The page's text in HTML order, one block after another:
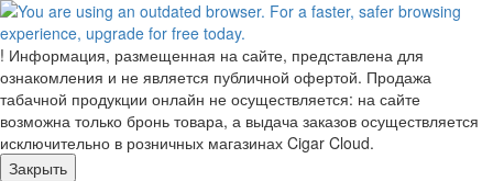
! Информация, размещенная на сайте, представлена для
ознакомления и не является публичной офертой. Продажа
табачной продукции онлайн не осуществляется: на сайте
возможна только бронь товара, а выдача заказов осуществляется
исключительно в розничных магазинах Cigar Cloud.
Закрыть